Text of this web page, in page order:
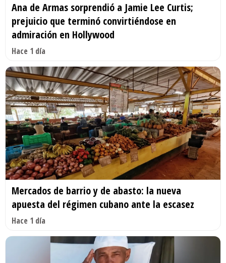
Ana de Armas sorprendió a Jamie Lee Curtis;
prejuicio que terminó convirtiéndose en
admiración en Hollywood
Hace 1 día
Mercados de barrio y de abasto: la nueva
apuesta del régimen cubano ante la escasez
Hace 1 día